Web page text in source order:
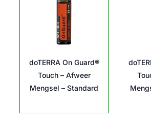
doTERRA On Guard®
Touch – Afweer
Mengsel – Standard